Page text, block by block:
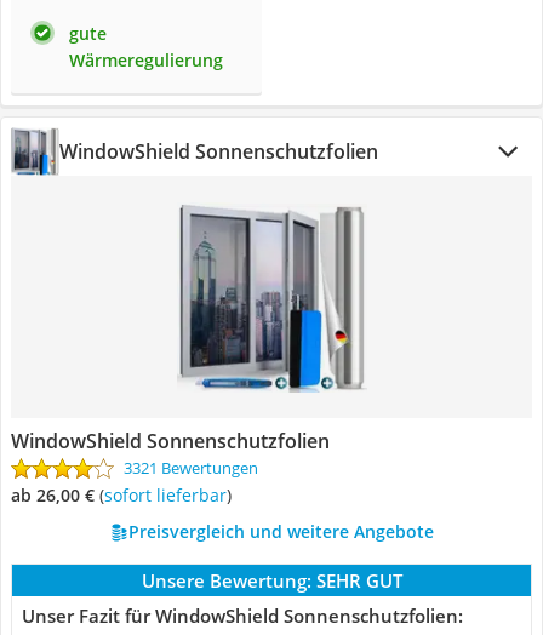
gute
Wärmeregulierung
WindowShield Sonnenschutzfolien
WindowShield Sonnenschutzfolien
3321 Bewertungen
ab 26,00 € ( Sofort lieferbar)
Preisvergleich und weitere Angebote
Unsere Bewertung: SEHR GUT
Unser Fazit für WindowShield Sonnenschutzfolien: